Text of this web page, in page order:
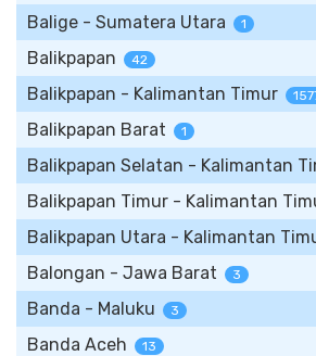
Balige - Sumatera Utara 1
Balikpapan 42
Balikpapan - Kalimantan Timur
Balikpapan Barat 1
Balikpapan Selatan - Kalimantan
Balikpapan Timur - Kalimantan
Balikpapan Utara - Kalimantan
Balongan - Jawa Barat 3
Banda - Maluku 3
Banda Aceh 13